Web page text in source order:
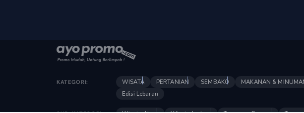
KATEGORI: WISATA PERTANIAN SEMBAKO MAKANAN &
Edisi Lebaran